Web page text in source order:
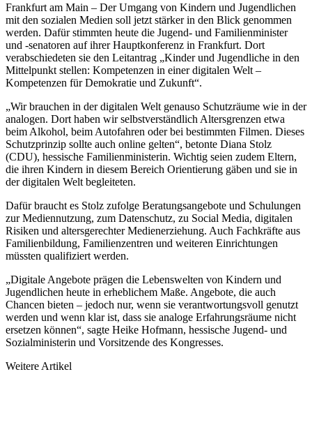
Frankfurt am Main – Der Umgang von Kindern und Jugendlichen
mit den sozialen Medien soll jetzt stärker in den Blick genommen
werden. Dafür stimmten heute die Jugend- und Familienminister
und -senatoren auf ihrer Hauptkonferenz in Frankfurt. Dort
verabschiedeten sie den Leitantrag „Kinder und Jugendliche in den
Mittelpunkt stellen: Kompetenzen in einer digitalen Welt –
Kompetenzen für Demokratie und Zukunft“.
„Wir brauchen in der digitalen Welt genauso Schutzräume wie in der
analogen. Dort haben wir selbstverständlich Altersgrenzen etwa
beim Alkohol, beim Autofahren oder bei bestimmten Filmen. Dieses
Schutzprinzip sollte auch online gelten“, betonte Diana Stolz
(CDU), hessische Familienministerin. Wichtig seien zudem Eltern,
die ihren Kindern in diesem Bereich Orientierung gäben und sie in
der digitalen Welt begleiteten.
Dafür braucht es Stolz zufolge Beratungsangebote und Schulungen
zur Mediennutzung, zum Datenschutz, zu Social Media, digitalen
Risiken und altersgerechter Medienerziehung. Auch Fachkräfte aus
Familienbildung, Familienzentren und weiteren Einrichtungen
müssten qualifiziert werden.
„Digitale Angebote prägen die Lebenswelten von Kindern und
Jugendlichen heute in erheblichem Maße. Angebote, die auch
Chancen bieten – jedoch nur, wenn sie verantwortungsvoll genutzt
werden und wenn klar ist, dass sie analoge Erfahrungsräume nicht
ersetzen können“, sagte Heike Hofmann, hessische Jugend- und
Sozialministerin und Vorsitzende des Kongresses.
Weitere Artikel